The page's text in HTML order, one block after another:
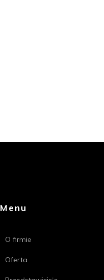
Menu
O firmie
Oferta